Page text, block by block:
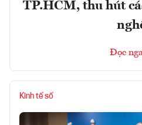
TP.HCM, thu hút
Đọc
Kinh tế số